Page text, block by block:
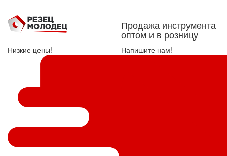
Продажа инструмента
оптом и в розницу
Низкие цены! Напишите нам!